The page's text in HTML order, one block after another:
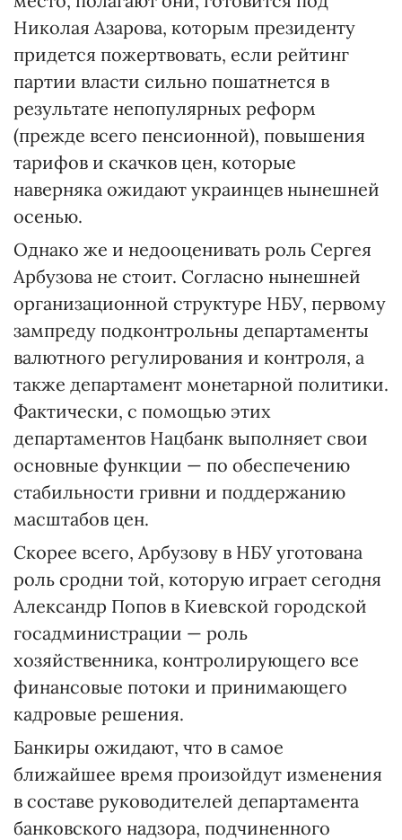
Николая Азарова, которым президенту
придется пожертвовать, если рейтинг
партии власти сильно пошатнется в
результате непопулярных реформ
(прежде всего пенсионной), повышения
тарифов и скачков цен, которые
наверняка ожидают украинцев нынешней
осенью.
Однако же и недооценивать роль Сергея
Арбузова не стоит. Согласно нынешней
организационной структуре НБУ, первому
зампреду подконтрольны департаменты
валютного регулирования и контроля, а
также департамент монетарной политики.
Фактически, с помощью этих
департаментов Нацбанк выполняет свои
основные функции — по обеспечению
стабильности гривни и поддержанию
масштабов цен.
Скорее всего, Арбузову в НБУ уготована
роль сродни той, которую играет сегодня
Александр Попов в Киевской городской
госадминистрации — роль
хозяйственника, контролирующего все
финансовые потоки и принимающего
кадровые решения.
Банкиры ожидают, что в самое
ближайшее время произойдут изменения
в составе руководителей департамента
банковского надзора, подчиненного